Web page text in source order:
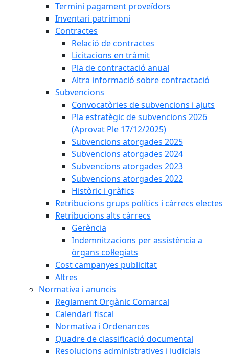
Termini pagament proveïdors
Inventari patrimoni
Contractes
Relació de contractes
Licitacions en tràmit
Pla de contractació anual
Altra informació sobre contractació
Subvencions
Convocatòries de subvencions i ajuts
Pla estratègic de subvencions 2026
(Aprovat Ple 17/12/2025)
Subvencions atorgades 2025
Subvencions atorgades 2024
Subvencions atorgades 2023
Subvencions atorgades 2022
Històric i gràfics
Retribucions grups polítics i càrrecs electes
Retribucions alts càrrecs
Gerència
Indemnitzacions per assistència a
òrgans col·legiats
Cost campanyes publicitat
Altres
Normativa i anuncis
Reglament Orgànic Comarcal
Calendari fiscal
Normativa i Ordenances
Quadre de classificació documental
Resolucions administratives i judicials